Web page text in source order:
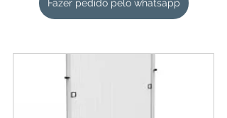
Fazer pedido pelo whatsapp